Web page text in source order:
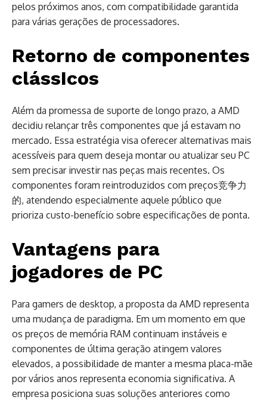
pelos próximos anos, com compatibilidade garantida
para várias gerações de processadores.
Retorno de componentes
clássIcos
Além da promessa de suporte de longo prazo, a AMD
decidiu relançar três componentes que já estavam no
mercado. Essa estratégia visa oferecer alternativas mais
acessíveis para quem deseja montar ou atualizar seu PC
sem precisar investir nas peças mais recentes. Os
componentes foram reintroduzidos com preços竞争力
的, atendendo especialmente aquele público que
prioriza custo-benefício sobre especificações de ponta.
Vantagens para
jogadores de PC
Para gamers de desktop, a proposta da AMD representa
uma mudança de paradigma. Em um momento em que
os preços de memória RAM continuam instáveis e
componentes de última geração atingem valores
elevados, a possibilidade de manter a mesma placa-mãe
por vários anos representa economia significativa. A
empresa posiciona suas soluções anteriores como